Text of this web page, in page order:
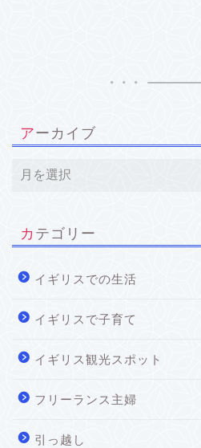
アーカイブ
カテゴリー
イギリスでの生活
イギリスで子育て
イギリス観光スポット
フリーランス主婦
引っ越し